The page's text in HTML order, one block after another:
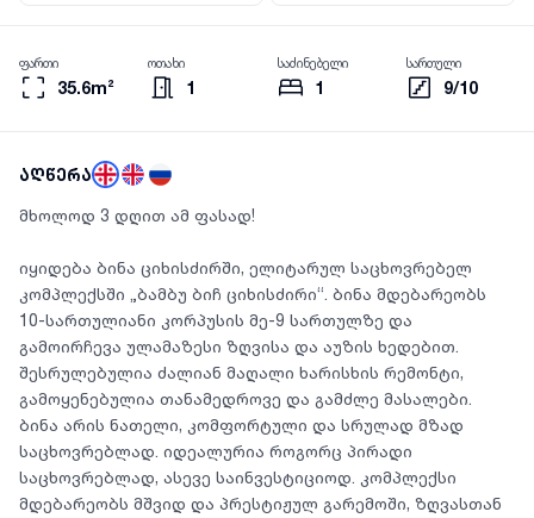
35.6m²
ფართი
1
ოთახი
1
საძინებელი
9/10
სართული
აღწერა
მხოლოდ 3 დღით ამ ფასად!
იყიდება ბინა ციხისძირში, ელიტარულ საცხოვრებელ
კომპლექსში „ბამბუ ბიჩ ციხისძირი“. ბინა მდებარეობს
10-სართულიანი კორპუსის მე-9 სართულზე და
გამოირჩევა ულამაზესი ზღვისა და აუზის ხედებით.
შესრულებულია ძალიან მაღალი ხარისხის რემონტი,
გამოყენებულია თანამედროვე და გამძლე მასალები.
ბინა არის ნათელი, კომფორტული და სრულად მზად
საცხოვრებლად. იდეალურია როგორც პირადი
საცხოვრებლად, ასევე საინვესტიციოდ. კომპლექსი
მდებარეობს მშვიდ და პრესტიჟულ გარემოში, ზღვასთან